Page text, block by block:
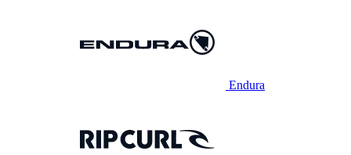
Endura